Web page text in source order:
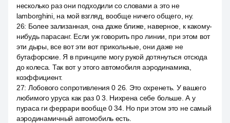
несколько раз они подходили со словами а это не
lamborghini, на мой взгляд, вообще ничего общего, ну.
26: Более зализанная, она даже ближе, наверное, к какому-
нибудь парасанг. Если уж говорить про линии, при этом вот
эти дыры, все вот эти вот прикольные, они даже не
бутафорские. Я в принципе могу рукой дотянуться отсюда
до колеса. Так вот у этого автомобиля аэродинамика,
коэффициент.
27: Лобового сопротивления 0 26. Это охренеть. У вашего
любимого уруса как раз 0 3. Нихрена себе больше. А у
пураса ги феррари вообще 0 34. Но при этом это не самый
аэродинамичный автомобиль есть.